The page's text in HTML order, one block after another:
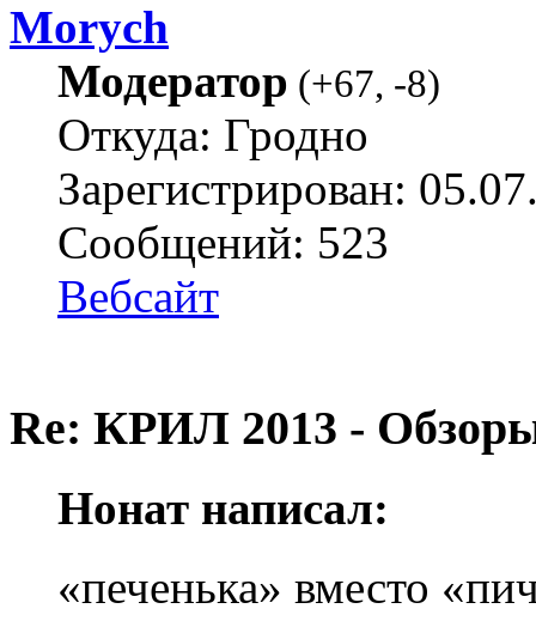
Morych
Модератор (+67, -8)
Откуда: Гродно
Зарегистрирован:
Сообщений: 523
Вебсайт
Re: КРИЛ 2013 -
Нонат написал:
«печенька» вместо